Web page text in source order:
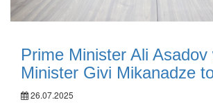
Prime Minister Ali Asadov
Minister Givi Mikanadze
26.07.2025